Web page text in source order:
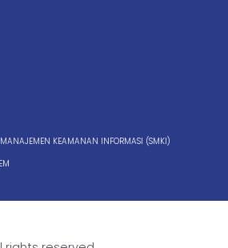
KEAMANAN INFORMASI (SMKI)